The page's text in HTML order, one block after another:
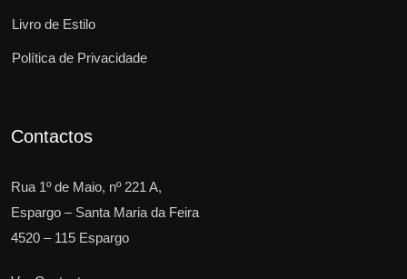
Livro de Estilo
Política de Privacidade
Contactos
Rua 1º de Maio, nº 221 A,
Espargo – Santa Maria da Feira
4520 – 115 Espargo